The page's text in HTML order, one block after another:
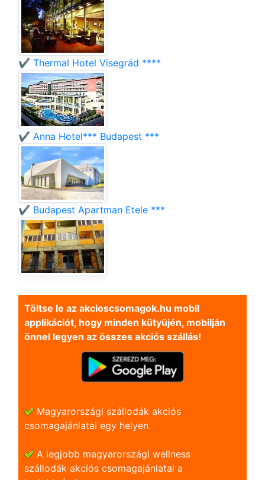
✔️ Thermal Hotel Visegrád ****
✔️ Anna Hotel*** Budapest ***
✔️ Budapest Apartman Etele ***
Töltse le az akcioscsomagok.hu mobil
applikációt, hogy minden kütyüjén, mobilján
önnel legyen az összes akciós szállás!
Magyarországi szállodák akciós
csomagajánlatai egy helyen.
A legjobb magyarországi wellness
szállodák akciós csomagajánlatai a